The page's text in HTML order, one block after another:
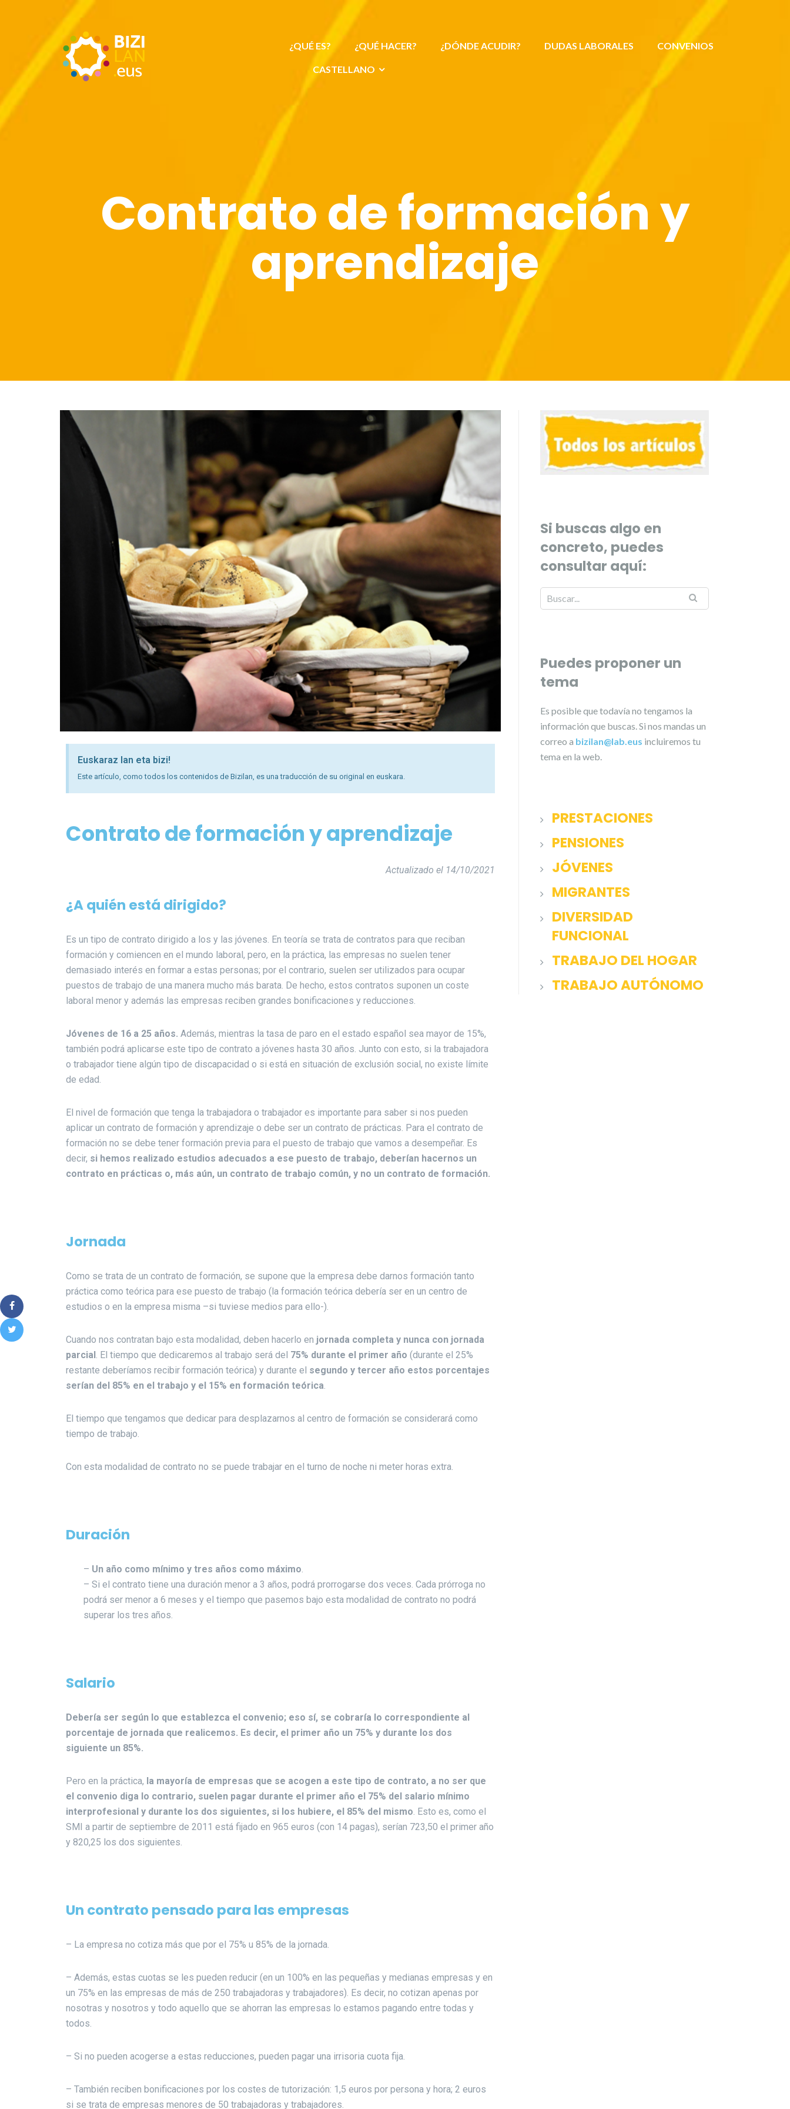
¿QUÉ ES? ¿QUÉ HACER? ¿DÓNDE ACUDIR? DUDAS LABORALES CONVENIOS
CASTELLANO
Contrato de formación y
aprendizaje
Euskaraz lan eta bizi!
Este artículo, como todos los contenidos de Bizilan, es una traducción de su original en euskara.
Contrato de formación y aprendizaje
Actualizado el 14/10/2021
¿A quién está dirigido?
Es un tipo de contrato dirigido a los y las jóvenes. En teoría se trata de contratos para que reciban
formación y comiencen en el mundo laboral, pero, en la práctica, las empresas no suelen tener
demasiado interés en formar a estas personas; por el contrario, suelen ser utilizados para ocupar
puestos de trabajo de una manera mucho más barata. De hecho, estos contratos suponen un coste
laboral menor y además las empresas reciben grandes bonificaciones y reducciones.
Jóvenes de 16 a 25 años. Además, mientras la tasa de paro en el estado español sea mayor de 15%,
también podrá aplicarse este tipo de contrato a jóvenes hasta 30 años. Junto con esto, si la trabajadora
o trabajador tiene algún tipo de discapacidad o si está en situación de exclusión social, no existe límite
de edad.
El nivel de formación que tenga la trabajadora o trabajador es importante para saber si nos pueden
aplicar un contrato de formación y aprendizaje o debe ser un contrato de prácticas. Para el contrato de
formación no se debe tener formación previa para el puesto de trabajo que vamos a desempeñar. Es
decir, si hemos realizado estudios adecuados a ese puesto de trabajo, deberían hacernos un
contrato en prácticas o, más aún, un contrato de trabajo común, y no un contrato de formación.
Jornada
Como se trata de un contrato de formación, se supone que la empresa debe darnos formación tanto
práctica como teórica para ese puesto de trabajo (la formación teórica debería ser en un centro de
estudios o en la empresa misma –si tuviese medios para ello-).
Cuando nos contratan bajo esta modalidad, deben hacerlo en jornada completa y nunca con jornada
parcial . El tiempo que dedicaremos al trabajo será del 75% durante el primer año (durante el 25%
restante deberíamos recibir formación teórica) y durante el segundo y tercer año estos porcentajes
serían del 85% en el trabajo y el 15% en formación teórica.
El tiempo que tengamos que dedicar para desplazarnos al centro de formación se considerará como
tiempo de trabajo.
Con esta modalidad de contrato no se puede trabajar en el turno de noche ni meter horas extra.
Duración
– Un año como mínimo y tres años como máximo.
– Si el contrato tiene una duración menor a 3 años, podrá prorrogarse dos veces. Cada prórroga no
podrá ser menor a 6 meses y el tiempo que pasemos bajo esta modalidad de contrato no podrá
superar los tres años.
Salario
Debería ser según lo que establezca el convenio; eso sí, se cobraría lo correspondiente al
porcentaje de jornada que realicemos. Es decir, el primer año un 75% y durante los dos
siguiente un 85%.
Pero en la práctica, la mayoría de empresas que se acogen a este tipo de contrato, a no ser que
el convenio diga lo contrario, suelen pagar durante el primer año el 75% del salario mínimo
interprofesional y durante los dos siguientes, si los hubiere, el 85% del mismo. Esto es, como el
SMI a partir de septiembre de 2011 está fijado en 965 euros (con 14 pagas), serían 723,50 el primer año
y 820,25 los dos siguientes.
Un contrato pensado para las empresas
– La empresa no cotiza más que por el 75% u 85% de la jornada.
– Además, estas cuotas se les pueden reducir (en un 100% en las pequeñas y medianas empresas y en
un 75% en las empresas de más de 250 trabajadoras y trabajadores). Es decir, no cotizan apenas por
nosotras y nosotros y todo aquello que se ahorran las empresas lo estamos pagando entre todas y
todos.
– Si no pueden acogerse a estas reducciones, pueden pagar una irrisoria cuota fija.
– También reciben bonificaciones por los costes de tutorización: 1,5 euros por persona y hora; 2 euros
si se trata de empresas menores de 50 trabajadoras y trabajadores.
Si buscas algo en
concreto, puedes
consultar aquí:
Puedes proponer un
tema
Es posible que todavía no tengamos la
información que buscas. Si nos mandas un
correo a bizilan@lab.eus incluiremos tu
tema en la web.
PRESTACIONES
PENSIONES
JÓVENES
MIGRANTES
DIVERSIDAD
FUNCIONAL
TRABAJO DEL HOGAR
TRABAJO AUTÓNOMO